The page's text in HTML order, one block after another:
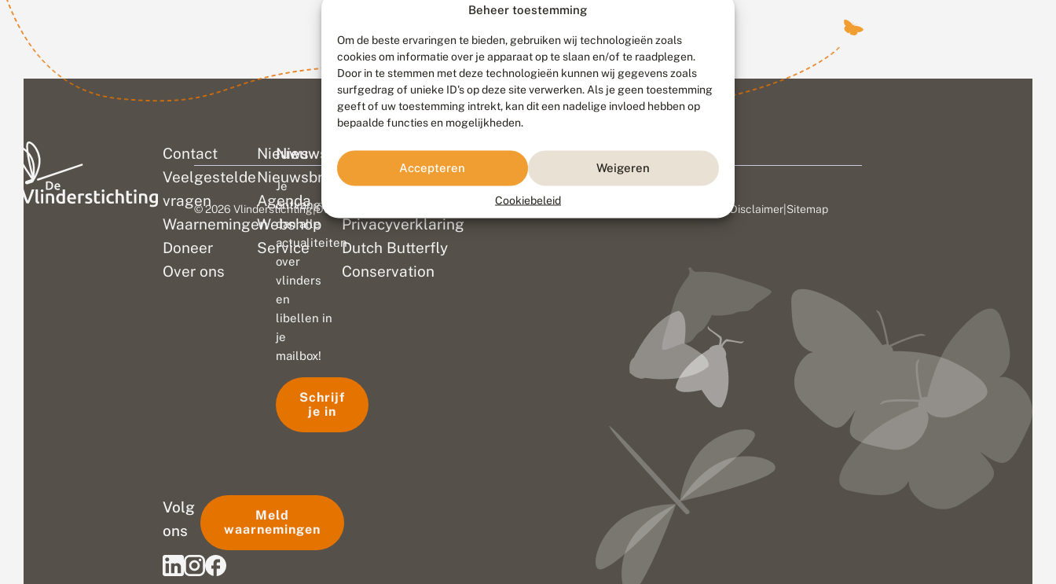
Beheer toestemming
Om de beste ervaringen te bieden, gebruiken wij technologieën zoals
cookies om informatie over je apparaat op te slaan en/of te raadplegen.
Door in te stemmen met deze technologieën kunnen wij gegevens zoals
surfgedrag of unieke ID's op deze site verwerken. Als je geen toestemming
geeft of uw toestemming intrekt, kan dit een nadelige invloed hebben op
bepaalde functies en mogelijkheden.
Accepteren Weigeren
Cookiebeleid
Contact
Veelgestelde
vragen
Waarnemingen
Doneer
Over ons
Nieuws
Nieuwsbrief
Agenda
Webshop
Service
Colofon
Disclaimer
Privacyverklaring
Dutch Butterfly
Conservation
Nieuwsbrief
Je
ontvangt
dan alle
actualiteiten
over
vlinders
en
libellen in
je
mailbox!
Schrijf
je in
Volg
ons
Meld
waarnemingen
© 2026 Vlinderstichting|Duurzaam ontwikkeld door Go2People, ontworpen door Disclaimer Sitemap